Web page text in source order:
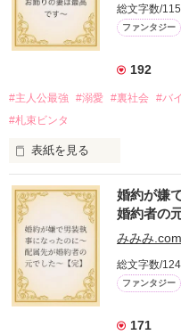
総文字数/
ファンタジー
192
#主人公最強 #溺愛 #裏社会 #バ
#札束ビンタ
表紙を見る
かつては英雄と呼ばれた父
そのせいで極貧生活を送る
倒れたことをきっかけに娼
た。
娼館（たぶん）の店主は札
金と引き換えに雇われたと
裏社会を牛耳るロベールは
な結婚生活を満喫中。
そこでロベールを慕うア
婚約が嫌
婚約者の
みみみ.com
総文字数/
ファンタジー
171